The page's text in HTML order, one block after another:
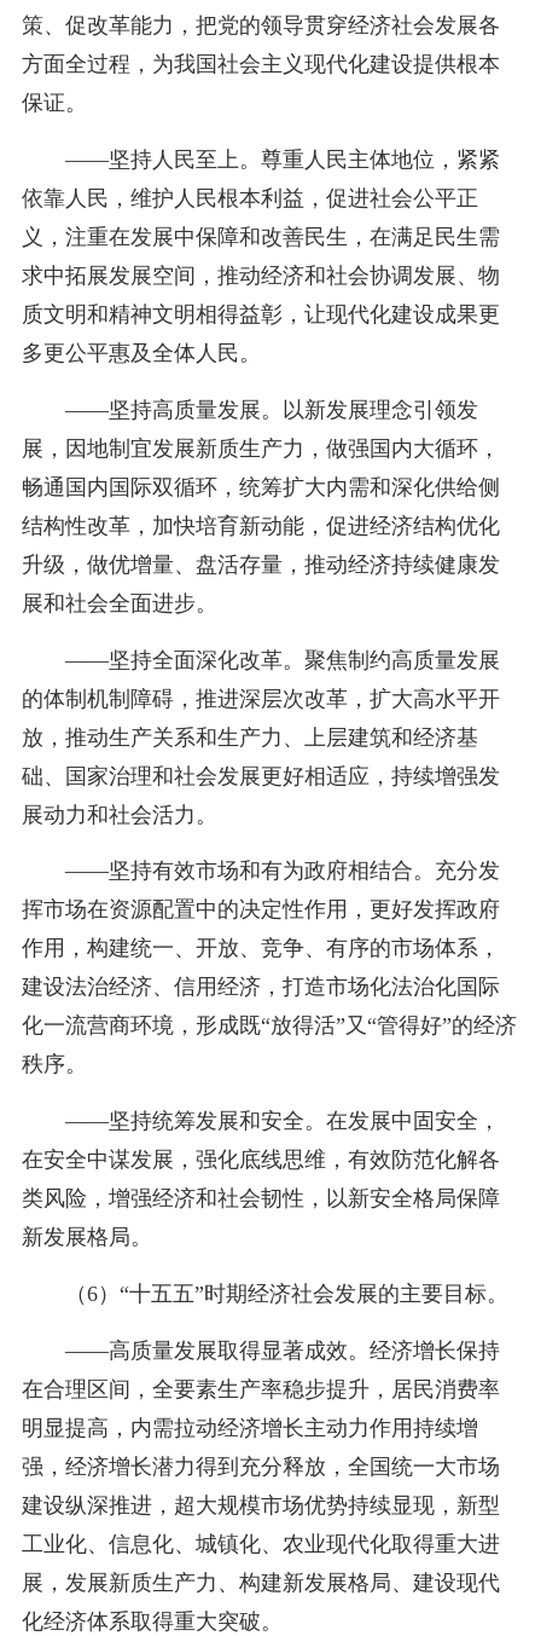
策、促改革能力，把党的领导贯穿经济社会发展各
方面全过程，为我国社会主义现代化建设提供根本
保证。
——坚持人民至上。尊重人民主体地位，紧紧
依靠人民，维护人民根本利益，促进社会公平正
义，注重在发展中保障和改善民生，在满足民生需
求中拓展发展空间，推动经济和社会协调发展、物
质文明和精神文明相得益彰，让现代化建设成果更
多更公平惠及全体人民。
——坚持高质量发展。以新发展理念引领发
展，因地制宜发展新质生产力，做强国内大循环，
畅通国内国际双循环，统筹扩大内需和深化供给侧
结构性改革，加快培育新动能，促进经济结构优化
升级，做优增量、盘活存量，推动经济持续健康发
展和社会全面进步。
——坚持全面深化改革。聚焦制约高质量发展
的体制机制障碍，推进深层次改革，扩大高水平开
放，推动生产关系和生产力、上层建筑和经济基
础、国家治理和社会发展更好相适应，持续增强发
展动力和社会活力。
——坚持有效市场和有为政府相结合。充分发
挥市场在资源配置中的决定性作用，更好发挥政府
作用，构建统一、开放、竞争、有序的市场体系，
建设法治经济、信用经济，打造市场化法治化国际
化一流营商环境，形成既“放得活”又“管得好”的经济
秩序。
——坚持统筹发展和安全。在发展中固安全，
在安全中谋发展，强化底线思维，有效防范化解各
类风险，增强经济和社会韧性，以新安全格局保障
新发展格局。
（6）“十五五”时期经济社会发展的主要目标。
——高质量发展取得显著成效。经济增长保持
在合理区间，全要素生产率稳步提升，居民消费率
明显提高，内需拉动经济增长主动力作用持续增
强，经济增长潜力得到充分释放，全国统一大市场
建设纵深推进，超大规模市场优势持续显现，新型
工业化、信息化、城镇化、农业现代化取得重大进
展，发展新质生产力、构建新发展格局、建设现代
化经济体系取得重大突破。